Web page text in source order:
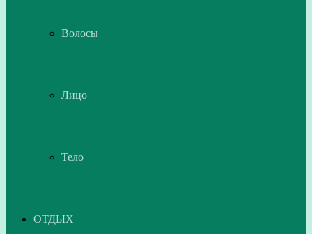
Волосы
Лицо
Тело
ОТДЫХ